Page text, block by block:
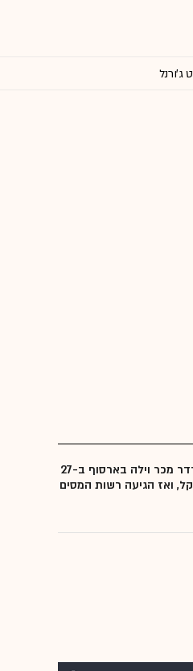
ג'ורנל
המיליארדר מכר וילה בארסוף ב-27
ואז הגיעה רשות המסים